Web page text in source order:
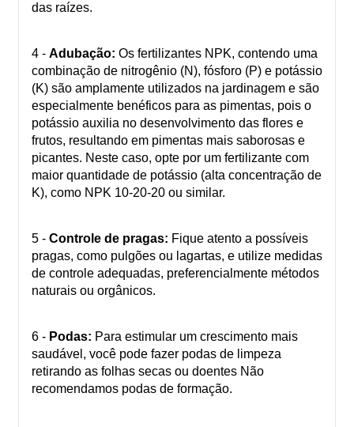
das raízes.
4 - Adubação: Os fertilizantes NPK, contendo uma
combinação de nitrogênio (N), fósforo (P) e potássio
(K) são amplamente utilizados na jardinagem e são
especialmente benéficos para as pimentas, pois o
potássio auxilia no desenvolvimento das flores e
frutos, resultando em pimentas mais saborosas e
picantes. Neste caso, opte por um fertilizante com
maior quantidade de potássio (alta concentração de
K), como NPK 10-20-20 ou similar.
5 - Controle de pragas: Fique atento a possíveis
pragas, como pulgões ou lagartas, e utilize medidas
de controle adequadas, preferencialmente métodos
naturais ou orgânicos.
6 - Podas: Para estimular um crescimento mais
saudável, você pode fazer podas de limpeza
retirando as folhas secas ou doentes Não
recomendamos podas de formação.